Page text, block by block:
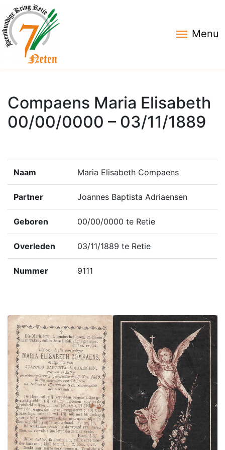
Menu
Compaens Maria Elisabeth
00/00/0000 – 03/11/1889
Naam Maria Elisabeth Compaens
Partner Joannes Baptista Adriaensen
Geboren 00/00/0000 te Retie
Overleden 03/11/1889 te Retie
Nummer 9111